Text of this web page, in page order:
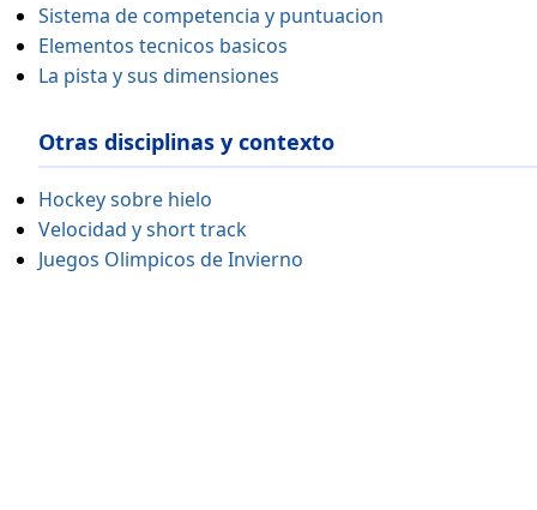
Sistema de competencia y puntuacion
Elementos tecnicos basicos
La pista y sus dimensiones
Otras disciplinas y contexto
Hockey sobre hielo
Velocidad y short track
Juegos Olimpicos de Invierno